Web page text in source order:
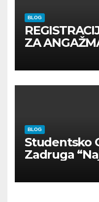
BLOG
ZA
BLOG
Studentsko
Zadruga